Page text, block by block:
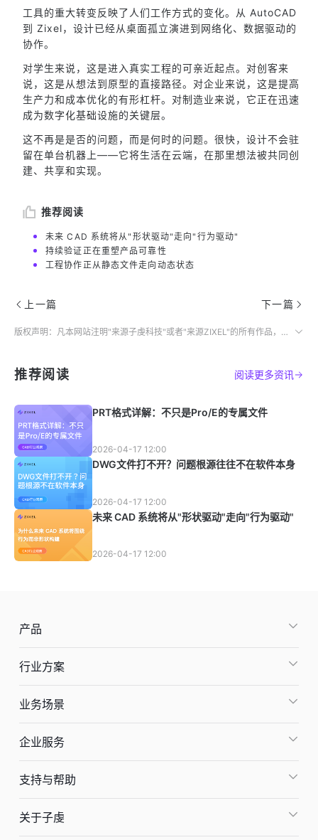
工具的重大转变反映了人们工作方式的变化。从 AutoCAD
到 Zixel，设计已经从桌面孤立演进到网络化、数据驱动的
协作。
对学生来说，这是进入真实工程的可亲近起点。对创客来
说，这是从想法到原型的直接路径。对企业来说，这是提高
生产力和成本优化的有形杠杆。对制造业来说，它正在迅速
成为数字化基础设施的关键层。
这不再是是否的问题，而是何时的问题。很快，设计不会驻
留在单台机器上——它将生活在云端，在那里想法被共同创
建、共享和实现。
推荐阅读
未来 CAD 系统将从"形状驱动"走向"行为驱动"
持续验证正在重塑产品可靠性
工程协作正从静态文件走向动态状态
上一篇 下一篇
版权声明：凡本网站注明"来源子虔科技"或者"来源ZIXEL"的所有作品，均为本网站合法拥有版权的作品，未经本网站授权，任何媒体、网站、个人不得转载、链接、转帖或以其他方式使用。
推荐阅读 阅读更多资讯
PRT格式详解：不只是Pro/E的专属文件
2026-04-17 12:00
DWG文件打不开？问题根源往往不在软件本身
2026-04-17 12:00
未来 CAD 系统将从"形状驱动"走向"行为驱动"
2026-04-17 12:00
产品
行业方案
业务场景
企业服务
支持与帮助
关于子虔